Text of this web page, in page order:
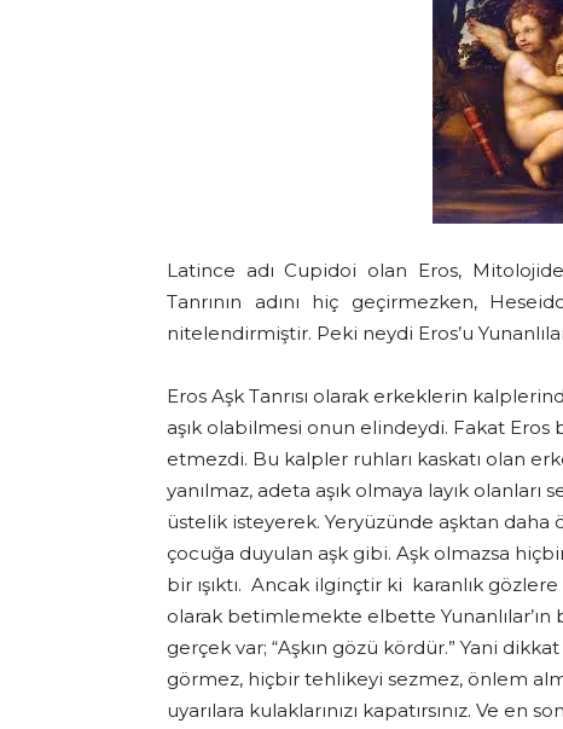
Latince adı Cupidoi olan Eros,
Tanrının adını hiç geçirmezken,
nitelendirmiştir. Peki neydi Eros’u
Eros Aşk Tanrısı olarak erkeklerin
aşık olabilmesi onun elindeydi. Fakat
etmezdi. Bu kalpler ruhları kaskatı olan
yanılmaz, adeta aşık olmaya layık
üstelik isteyerek. Yeryüzünde aşktan daha
çocuğa duyulan aşk gibi. Aşk olmazsa
bir ışıktı. Ancak ilginçtir ki karanlık
olarak betimlemekte elbette
gerçek var; “Aşkın gözü kördür.” Yani
görmez, hiçbir tehlikeyi sezmez, önlem
uyarılara kulaklarınızı kapatırsınız. Ve